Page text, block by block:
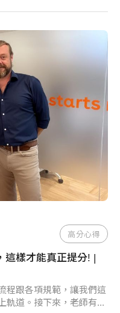
高分心得
這樣才能真正提分! |
程跟各項規範，讓我們這
軌道。接下來，老師有...